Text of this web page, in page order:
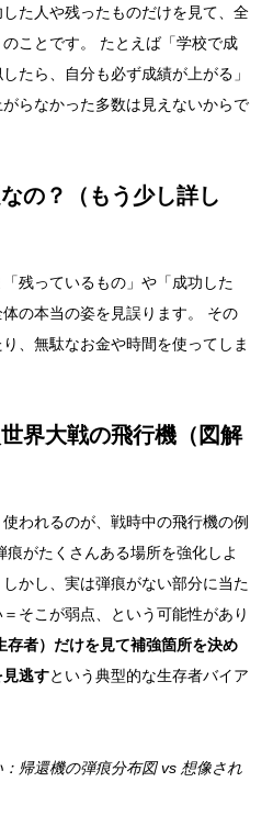
した人や残ったものだけを見て、全
ことです。 たとえば「学校で成
たら、自分も必ず成績が上がる」
らなかった多数は見えないからで
の？（もう少し詳し
残っているもの」や「成功した
の本当の姿を見誤ります。 その
、無駄なお金や時間を使ってしま
界大戦の飛行機（図解
われるのが、戦時中の飛行機の例
がたくさんある場所を強化しよ
かし、実は弾痕がない部分に当た
そこが弱点、という可能性があり
存者）だけを見て補強箇所を決め
逃すという典型的な生存者バイア
：帰還機の弾痕分布図 vs 想像され